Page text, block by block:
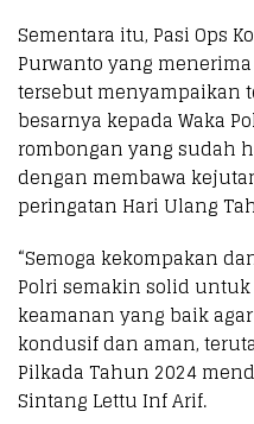
Sementara itu, Pasi Ops
Purwanto yang
tersebut menyampaikan
besarnya kepada Waka
rombongan yang sudah
dengan membawa
peringatan Hari Ulang
“Semoga kekompakan
Polri semakin solid
keamanan yang baik
kondusif dan aman,
Pilkada Tahun 2024
Sintang Lettu Inf Arif.